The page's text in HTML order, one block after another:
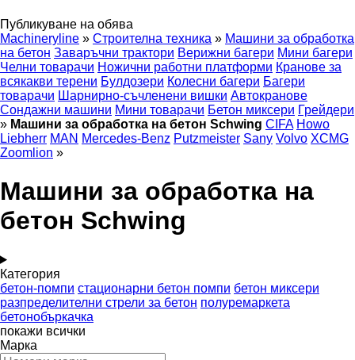
Публикуване на обява
Machineryline » Строителна техника » Машини за обработка
на бетон Заваръчни трактори Верижни багери Мини багери
Челни товарачи Ножични работни платформи Кранове за
всякакви терени Булдозери Колесни багери Багери
товарачи Шарнирно-съчленени вишки Автокранове
Сондажни машини Мини товарачи Бетон миксери Грейдери
» Машини за обработка на бетон Schwing CIFA Howo
Liebherr MAN Mercedes-Benz Putzmeister Sany Volvo XCMG
Zoomlion »
Машини за обработка на
бетон Schwing
Категория
бетон-помпи стационарни бетон помпи бетон миксери
разпределителни стрели за бетон полуремаркета
бетонобъркачка
покажи всички
Марка